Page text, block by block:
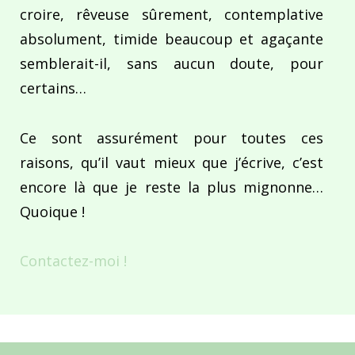
croire, rêveuse sûrement, contemplative
absolument, timide beaucoup et agaçante
semblerait-il, sans aucun doute, pour
certains…
Ce sont assurément pour toutes ces
raisons, qu’il vaut mieux que j’écrive, c’est
encore là que je reste la plus mignonne…
Quoique !
Contactez-moi !